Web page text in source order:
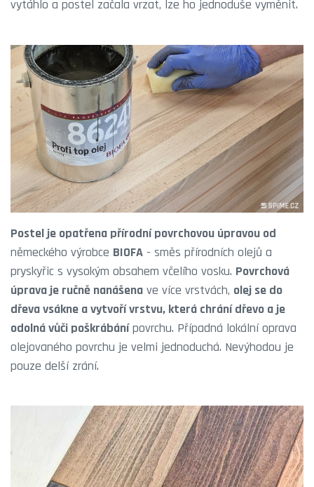
vytáhlo a postel začala vrzat, lze ho jednoduše vyměnit.
Postel je opatřena přírodní povrchovou úpravou od
německého výrobce BIOFA - směs přírodních olejů a
pryskyřic s vysokým obsahem včelího vosku. Povrchová
úprava je ručně nanášena ve více vrstvách, olej se do
dřeva vsákne a vytvoří vrstvu, která chrání dřevo a je
odolná vůči poškrábánípovrchu. Případná lokální oprava
olejovaného povrchu je velmi jednoduchá. Nevýhodou je
pouze delší zrání.